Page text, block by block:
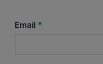
Email *